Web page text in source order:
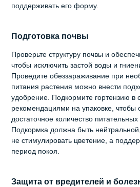
поддерживать его форму.
Подготовка почвы
Проверьте структуру почвы и
чтобы исключить застой воды и
Проведите обеззараживание при
питания растения можно внести
удобрение. Подкормите гортензию в
рекомендациями на упаковке, чтобы
достаточное количество
Подкормка должна быть
не стимулировать цветение, а
период покоя.
Защита от вредителей и